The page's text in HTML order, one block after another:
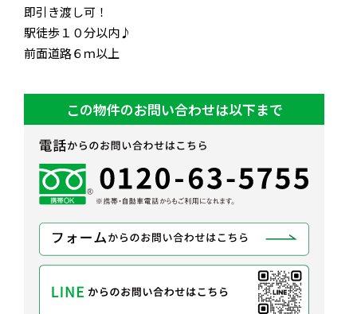
即引き渡し可！
駅徒歩１０分以内♪
前面道路６ｍ以上
この物件のお問い合わせは以下まで